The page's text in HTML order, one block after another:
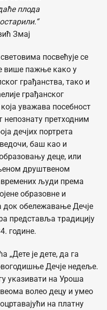
плода
Змај
посвећује се
више пажње како у
грађанства, тако и
грађанског
уважава посебност
непознату претходним
дечјих портрета
баш као и
деце, или
друштвеном
људи према
образовне и
док обележавање Дечје
представља традицију
године.
је дете, да га
Дечје недеље.
указивати на Уроша
волео децу и умео
на платну